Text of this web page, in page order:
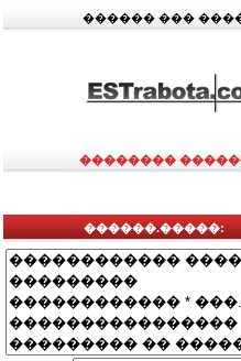
������ ���
��������
������.�����: